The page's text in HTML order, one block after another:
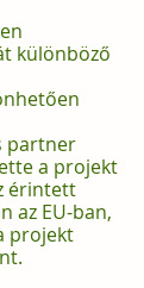
különböző
partner
a projekt
érintett
az EU-ban,
projekt